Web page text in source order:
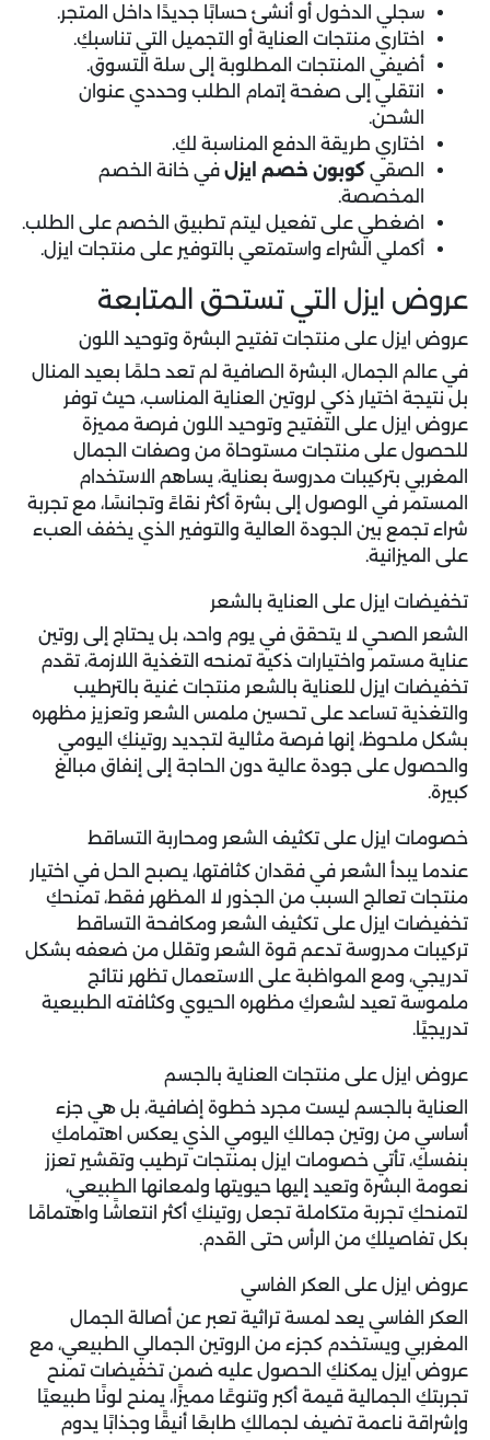
سجلي الدخول أو أنشئ حسابًا جديدًا داخل المتجر.
اختاري منتجات العناية أو التجميل التي تناسبكِ.
أضيفي المنتجات المطلوبة إلى سلة التسوق.
انتقلي إلى صفحة إتمام الطلب وحددي عنوان
الشحن.
اختاري طريقة الدفع المناسبة لكِ.
الصقي كوبون خصم ايزل في خانة الخصم
المخصصة.
اضغطي على تفعيل ليتم تطبيق الخصم على الطلب.
أكملي الشراء واستمتعي بالتوفير على منتجات ايزل.
عروض ايزل التي تستحق المتابعة
عروض ايزل على منتجات تفتيح البشرة وتوحيد اللون
في عالم الجمال، البشرة الصافية لم تعد حلمًا بعيد المنال
بل نتيجة اختيار ذكي لروتين العناية المناسب، حيث توفر
عروض ايزل على التفتيح وتوحيد اللون فرصة مميزة
للحصول على منتجات مستوحاة من وصفات الجمال
المغربي بتركيبات مدروسة بعناية، يساهم الاستخدام
المستمر في الوصول إلى بشرة أكثر نقاءً وتجانسًا، مع تجربة
شراء تجمع بين الجودة العالية والتوفير الذي يخفف العبء
على الميزانية.
تخفيضات ايزل على العناية بالشعر
الشعر الصحي لا يتحقق في يوم واحد، بل يحتاج إلى روتين
عناية مستمر واختيارات ذكية تمنحه التغذية اللازمة، تقدم
تخفيضات ايزل للعناية بالشعر منتجات غنية بالترطيب
والتغذية تساعد على تحسين ملمس الشعر وتعزيز مظهره
بشكل ملحوظ، إنها فرصة مثالية لتجديد روتينكِ اليومي
والحصول على جودة عالية دون الحاجة إلى إنفاق مبالغ
كبيرة.
خصومات ايزل على تكثيف الشعر ومحاربة التساقط
عندما يبدأ الشعر في فقدان كثافتها، يصبح الحل في اختيار
منتجات تعالج السبب من الجذور لا المظهر فقط، تمنحكِ
تخفيضات ايزل على تكثيف الشعر ومكافحة التساقط
تركيبات مدروسة تدعم قوة الشعر وتقلل من ضعفه بشكل
تدريجي، ومع المواظبة على الاستعمال تظهر نتائج
ملموسة تعيد لشعركِ مظهره الحيوي وكثافته الطبيعية
تدريجيًا.
عروض ايزل على منتجات العناية بالجسم
العناية بالجسم ليست مجرد خطوة إضافية، بل هي جزء
أساسي من روتين جمالكِ اليومي الذي يعكس اهتمامكِ
بنفسكِ، تأتي خصومات ايزل بمنتجات ترطيب وتقشير تعزز
نعومة البشرة وتعيد إليها حيويتها ولمعانها الطبيعي،
لتمنحكِ تجربة متكاملة تجعل روتينكِ أكثر انتعاشًا واهتمامًا
بكل تفاصيلكِ من الرأس حتى القدم.
عروض ايزل على العكر الفاسي
العكر الفاسي يعد لمسة تراثية تعبر عن أصالة الجمال
المغربي ويستخدم كجزء من الروتين الجمالي الطبيعي، مع
عروض ايزل يمكنكِ الحصول عليه ضمن تخفيضات تمنح
تجربتكِ الجمالية قيمة أكبر وتنوعًا مميزًا، يمنح لونًا طبيعيًا
وإشراقة ناعمة تضيف لجمالكِ طابعًا أنيقًا وجذابًا يدوم